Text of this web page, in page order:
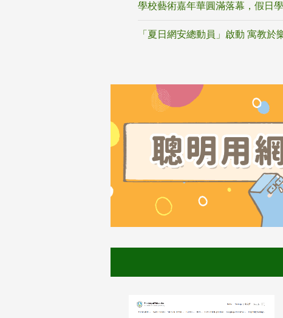
學校藝術嘉年華圓滿落幕，假日
「夏日網安總動員」啟動 寓教於